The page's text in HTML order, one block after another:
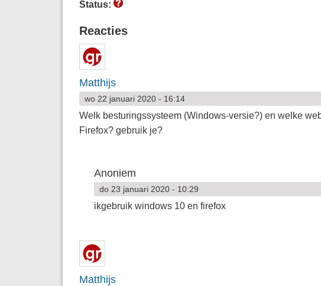
Status:
Reacties
Matthijs
wo 22 januari 2020 - 16:14
Welk besturingssysteem (Windows-versie?) en welke
Firefox? gebruik je?
Anoniem
do 23 januari 2020 - 10:29
ikgebruik windows 10 en firefox
Matthijs